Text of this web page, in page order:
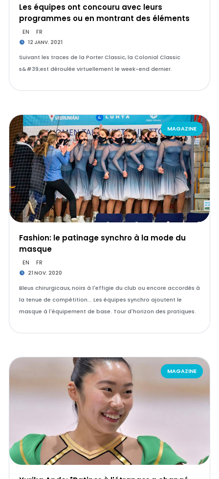
Les équipes ont concouru avec leurs
programmes ou en montrant des éléments
EN FR
12 JANV. 2021
Suivant les traces de la Porter Classic, la Colonial Classic
s&#39;est déroulée virtuellement le week-end dernier.
MAGAZINE
Fashion: le patinage synchro à la mode du
masque
EN FR
21 NOV. 2020
Bleus chirurgicaux, noirs à l'effigie du club ou encore accordés à
la tenue de compétition... Les équipes synchro ajoutent le
masque à l'équipement de base. Tour d'horizon des pratiques.
MAGAZINE